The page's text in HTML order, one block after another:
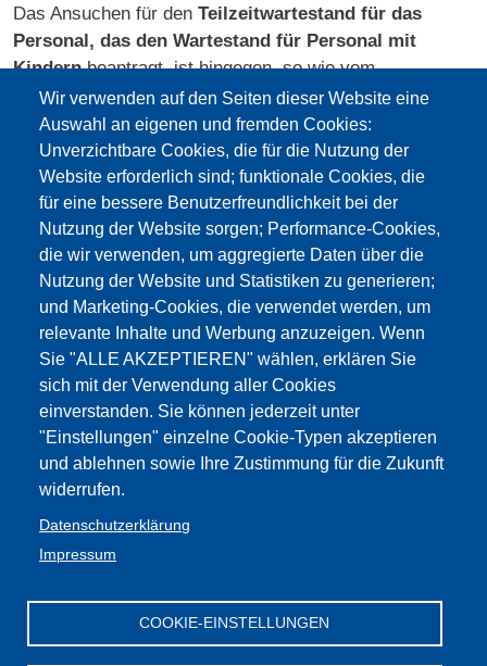
Wir verwenden auf den Seiten dieser Website eine
Auswahl an eigenen und fremden Cookies:
Unverzichtbare Cookies, die für die Nutzung der
Website erforderlich sind; funktionale Cookies, die
für eine bessere Benutzerfreundlichkeit bei der
Nutzung der Website sorgen; Performance-Cookies,
die wir verwenden, um aggregierte Daten über die
Nutzung der Website und Statistiken zu generieren;
und Marketing-Cookies, die verwendet werden, um
relevante Inhalte und Werbung anzuzeigen. Wenn
Sie "ALLE AKZEPTIEREN" wählen, erklären Sie
sich mit der Verwendung aller Cookies
einverstanden. Sie können jederzeit unter
"Einstellungen" einzelne Cookie-Typen akzeptieren
und ablehnen sowie Ihre Zustimmung für die Zukunft
widerrufen.
Datenschutzerklärung
Impressum
COOKIE-EINSTELLUNGEN
Das Ansuchen für den Teilzeitwartestand für das
Personal, das den Wartestand für Personal mit
Kindernbeantragt, ist hingegen, so wie vom
Landeskollektivvertrag festgelegt, innerhalb vom1.
August 2024einzureichen.
Rundschreiben und Formulare hier.